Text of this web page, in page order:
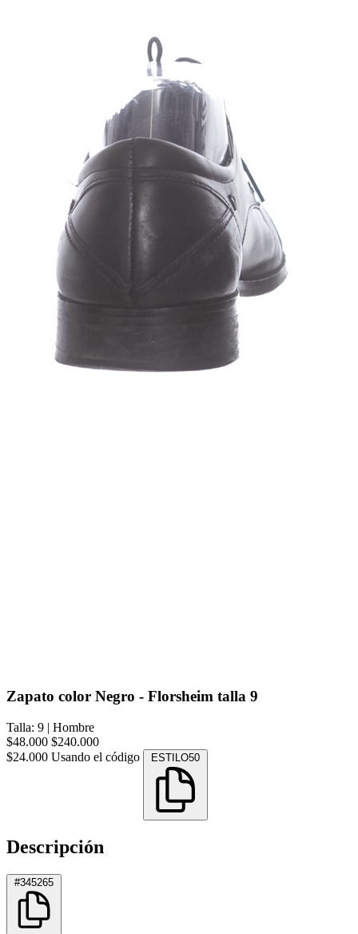
Zapato color Negro - Florsheim talla 9
Talla: 9 | Hombre
$48.000 $240.000
$24.000 Usando el código ESTILO50
Descripción
#345265